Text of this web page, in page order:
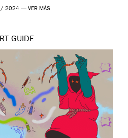
por […]
/ 2024 — VER MÁS
GUIDE